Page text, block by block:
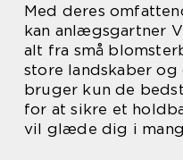
Med deres
kan anlægsgartner
alt fra små
store landskaber
bruger kun de
for at sikre et
vil glæde dig i